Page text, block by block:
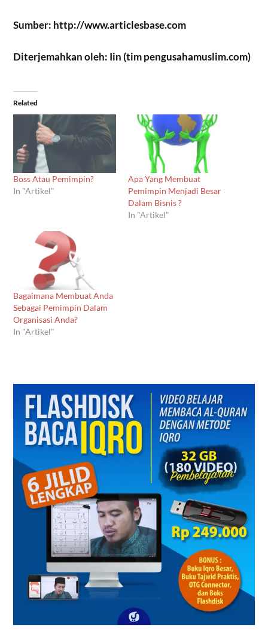
Sumber: http://www.articlesbase.com
Diterjemahkan oleh: Iin (tim pengusahamuslim.com)
Related
Boss Atau Pemimpin?
In "Artikel"
Apa Yang Membuat
Pemimpin Menjadi Besar
Dalam Bisnis ?
In "Artikel"
Bagaimana Membuat Anda
Sebagai Pemimpin Dalam
Organisasi Anda?
In "Artikel"